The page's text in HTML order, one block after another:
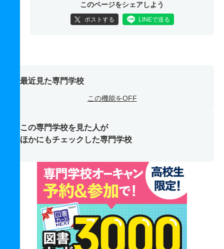
このページをシェアしよう
ポストする LINEで送る
最近見た専門学校
この機能をOFF
この専門学校を見た人が
ほかにもチェックした専門学校